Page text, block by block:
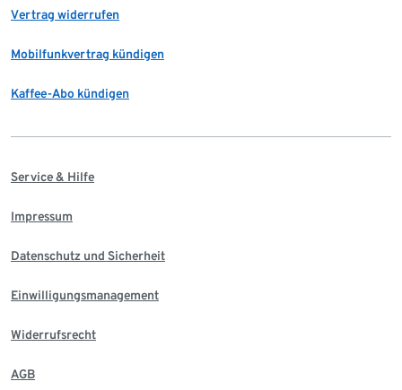
Vertrag widerrufen
Mobilfunkvertrag kündigen
Kaffee-Abo kündigen
Service & Hilfe
Impressum
Datenschutz und Sicherheit
Einwilligungsmanagement
Widerrufsrecht
AGB